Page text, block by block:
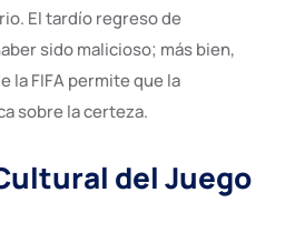
El tardío regreso de
sido malicioso; más bien,
la FIFA permite que la
sobre la certeza.
del Juego